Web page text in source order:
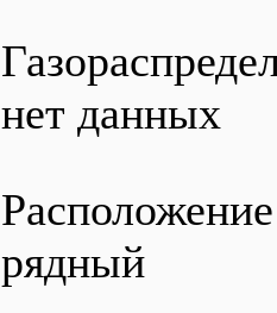
нет данных
рядный